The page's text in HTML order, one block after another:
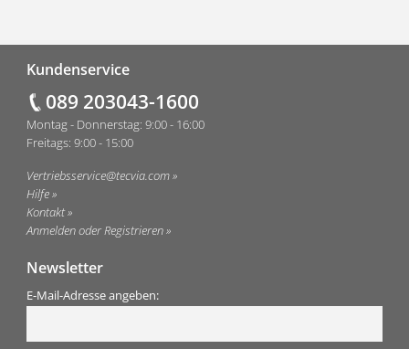
Kundenservice
089 203043-1600
Montag - Donnerstag: 9:00 - 16:00
Freitags: 9:00 - 15:00
Vertriebsservice@tecvia.com
Hilfe
Kontakt
Anmelden oder Registrieren
Newsletter
E-Mail-Adresse angeben: